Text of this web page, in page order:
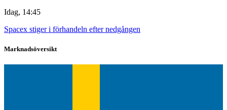
Idag, 14:45
Spacex stiger i förhandeln efter nedgången
Marknadsöversikt